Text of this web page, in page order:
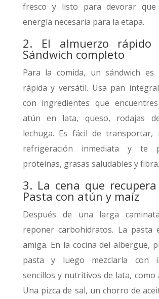
fresco y listo para devorar
energía necesaria para la etapa.
2. El almuerzo rápido
Sándwich completo
Para la comida, un sándwich es
rápida y versátil. Usa pan
con ingredientes que
atún en lata, queso, rodajas
lechuga. Es fácil de transportar,
refrigeración inmediata y te
proteínas, grasas saludables y fibra.
3. La cena que
Pasta con atún y maíz
Después de una larga
reponer carbohidratos. La pasta
amiga. En la cocina del albergue,
pasta y luego mezclarla con
sencillos y nutritivos de lata, como
Una pizca de sal, un chorro de